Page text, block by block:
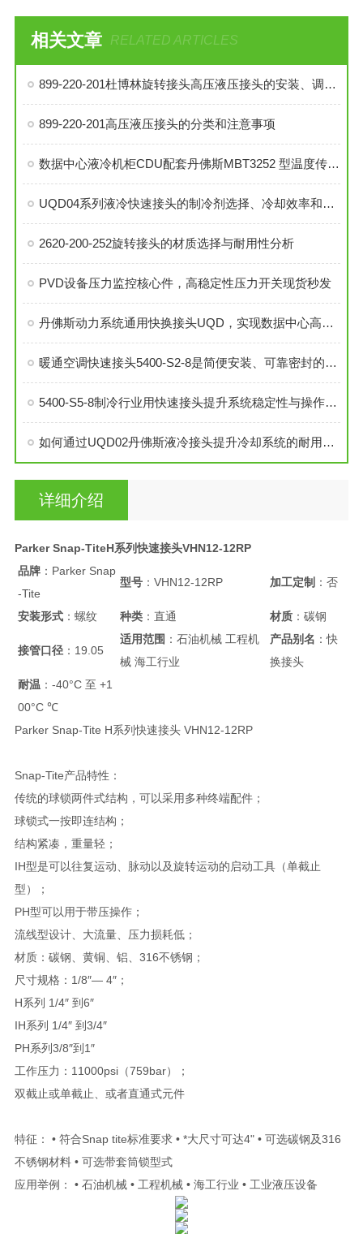
相关文章 RELATED ARTICLES
899-220-201杜博林旋转接头高压液压接头的安装、调试与维护技巧
899-220-201高压液压接头的分类和注意事项
数据中心液冷机柜CDU配套丹佛斯MBT3252 型温度传感器
UQD04系列液冷快速接头的制冷剂选择、冷却效率和可靠性分析
2620-200-252旋转接头的材质选择与耐用性分析
PVD设备压力监控核心件，高稳定性压力开关现货秒发
丹佛斯动力系统通用快换接头UQD，实现数据中心高效液冷
暖通空调快速接头5400-S2-8是简便安装、可靠密封的理想选择
5400-S5-8制冷行业用快速接头提升系统稳定性与操作便捷性
如何通过UQD02丹佛斯液冷接头提升冷却系统的耐用性？
详细介绍
Parker Snap-TiteH系列快速接头VHN12-12RP
品牌：Parker Snap
-Tite
型号：VHN12-12RP 加工定制：否
安装形式：螺纹 种类：直通 材质：碳钢
接管口径：19.05
适用范围 ：石油机械 工程机
械 海工行业
产品别名 ：快
换接头
耐温 ：-40°C 至 +1
00°C ℃
Parker Snap-Tite H系列快速接头 VHN12-12RP
Snap-Tite产品特性：
传统的球锁两件式结构，可以采用多种终端配件；
球锁式一按即连结构；
结构紧凑，重量轻；
IH型是可以往复运动、脉动以及旋转运动的启动工具（单截止
型）；
PH型可以用于带压操作；
流线型设计、大流量、压力损耗低；
材质：碳钢、黄铜、铝、316不锈钢；
尺寸规格：1/8″— 4″；
H系列 1/4″ 到6″
IH系列 1/4″ 到3/4″
PH系列3/8″到1″
工作压力：11000psi（759bar）；
双截止或单截止、或者直通式元件
特征： • 符合Snap tite标准要求 • *大尺寸可达4" • 可选碳钢及316
不锈钢材料 • 可选带套筒锁型式
应用举例： • 石油机械 • 工程机械 • 海工行业 • 工业液压设备